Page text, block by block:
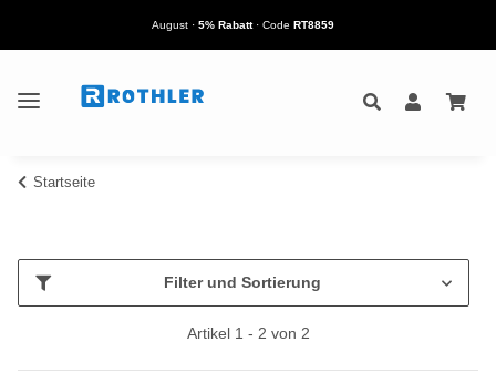
August· 5% Rabatt· Code RT8859
Startseite
Filter und Sortierung
Artikel 1 - 2 von 2